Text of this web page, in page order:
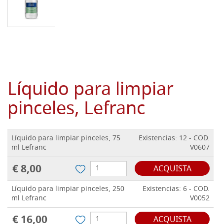
Líquido para limpiar
pinceles, Lefranc
Líquido para limpiar pinceles, 75
ml Lefranc
Existencias: 12 - COD.
V0607
€ 8,00 ACQUISTA
Líquido para limpiar pinceles, 250
ml Lefranc
Existencias: 6 - COD.
V0052
ACQUISTA